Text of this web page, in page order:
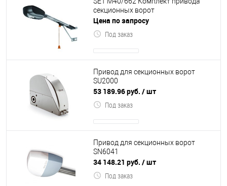
секционных ворот
Цена по запросу
Под заказ
Привод для секционных ворот
SU2000
53 189.96 руб. / шт
Под заказ
Привод для секционных ворот
SN6041
34 148.21 руб. / шт
Под заказ